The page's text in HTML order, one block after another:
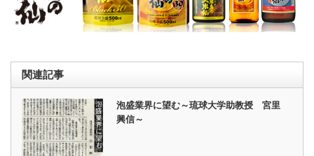
関連記事
泡盛業界に望む～琉球大学助教授 宮里
興信～